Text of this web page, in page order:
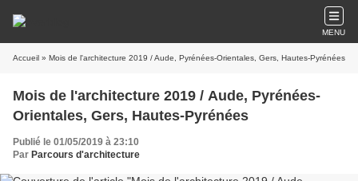
MENU
Accueil » Mois de l'architecture 2019 / Aude, Pyrénées-Orientales, Gers, Hautes-Pyrénées
Mois de l'architecture 2019 / Aude, Pyrénées-
Orientales, Gers, Hautes-Pyrénées
Publié le 01/05/2019 à 23:10
Par Parcours d'architecture